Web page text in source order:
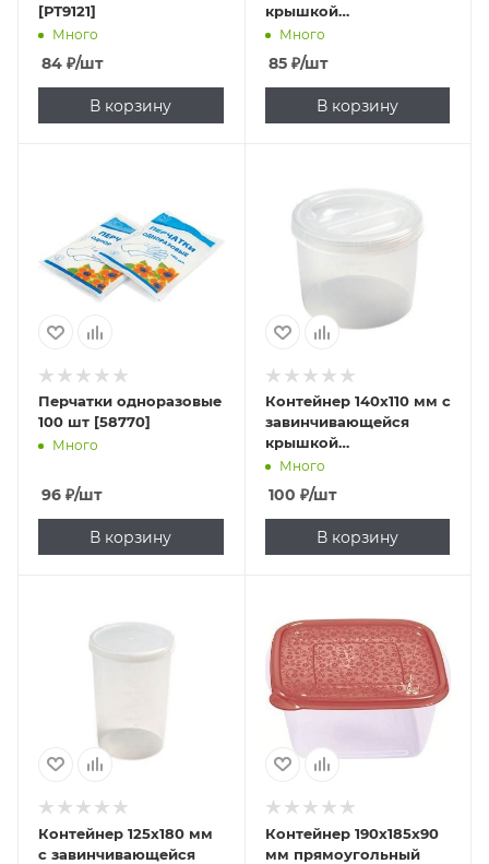
[РТ9121]
Много
84 ₽/шт
В корзину
крышкой
полипропилен
[431138801]
Много
85₽/шт
В корзину
Перчатки одноразовые
100 шт [58770]
Много
96 ₽/шт
В корзину
Контейнер 140х110 мм с
завинчивающейся
крышкой
полипропилен
[431139001]
Много
100 ₽/шт
В корзину
Контейнер 125х180 мм
с завинчивающейся
Контейнер 190х185х90
мм прямоугольный